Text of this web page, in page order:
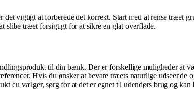
vigtigt at forberede det korrekt. Start med at rense træet
slibe træet forsigtigt for at sikre en glat overflade.
til din bænk. Der er forskellige muligheder at
Hvis du ønsker at bevare træets naturlige
du vælger, sørg for at det er egnet til udendørs brug og